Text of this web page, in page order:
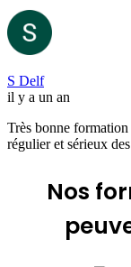
S Delf
il y a un an
Très bonne
régulier et sérieux
Nos